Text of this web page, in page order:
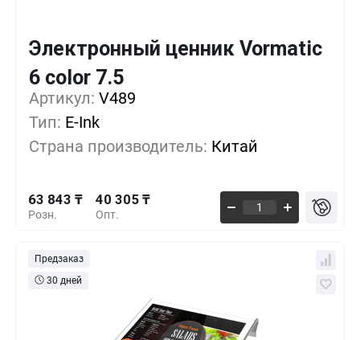
Электронный ценник Vormatic
6 color 7.5
Артикул: V489
Тип: E-Ink
Страна производитель: Китай
Розн.
63 843 ₸
Опт.
40 305 ₸
1+ 0%
100+
500+ -30%
Предзаказ
30 дней